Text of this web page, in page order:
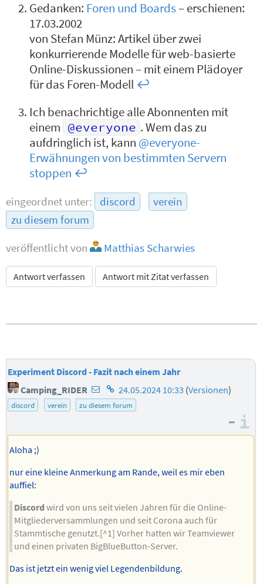
Gedanken: Foren und Boards– erschienen:
17.03.2002
von Stefan Münz: Artikel über zwei
konkurrierende Modelle für web-basierte
Online-Diskussionen – mit einem Plädoyer
für das Foren-Modell ↩︎
Ich benachrichtige alle Abonnenten mit
einem @everyone . Wem das zu
aufdringlich ist, kann @everyone-
Erwähnungen von bestimmten Servern
stoppen ↩︎
eingeordnet unter: discord
verein
zu diesem forum
veröffentlicht von Matthias Scharwies
Antwort verfassen Antwort mit Zitat verfassen
Experiment Discord - Fazit nach einem Jahr
Camping_RIDER E-
Mail-
Adresse
Homepage
des
Autors
24.05.2024 10:33 (Versionen)
discord verein zu diesem forum
–
Aloha ;)
nur eine kleine Anmerkung am Rande, weil es mir eben
auffiel:
Discord wird von uns seit vielen Jahren für die Online-
Mitgliederversammlungen und seit Corona auch für
Stammtische genutzt.[^1] Vorher hatten wir Teamviewer
und einen privaten BigBlueButton-Server.
Das ist jetzt ein wenig viel Legendenbildung.